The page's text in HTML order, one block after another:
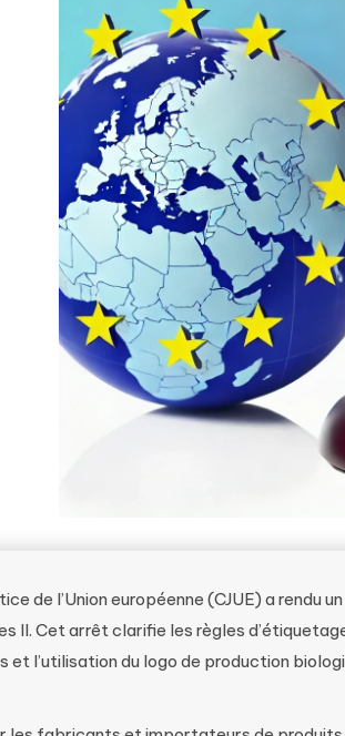
de l’Union européenne (CJUE) a rendu
II. Cet arrêt clarifie les règles
l’utilisation du logo de production